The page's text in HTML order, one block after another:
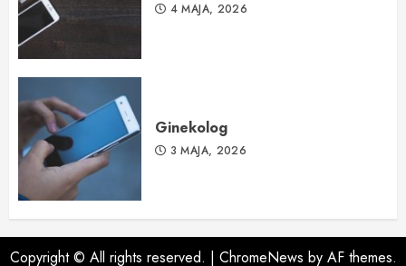
4 MAJA, 2026
Ginekolog
3 MAJA, 2026
Copyright © All rights reserved. | ChromeNews by AF themes.